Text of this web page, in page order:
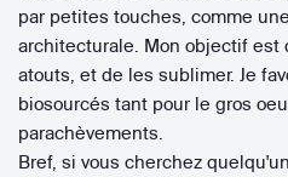
par petites touches, comme
architecturale. Mon objectif est
atouts, et de les sublimer. Je
biosourcés tant pour le gros
parachèvements.
Bref, si vous cherchez